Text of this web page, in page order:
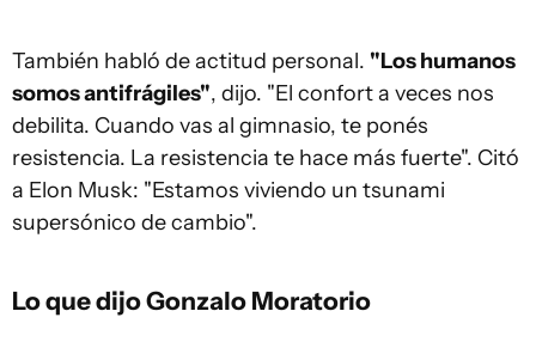
También habló de actitud personal. "Los humanos
somos antifrágiles", dijo. "El confort a veces nos
debilita. Cuando vas al gimnasio, te ponés
resistencia. La resistencia te hace más fuerte". Citó
a Elon Musk: "Estamos viviendo un tsunami
supersónico de cambio".
Lo que dijo Gonzalo Moratorio